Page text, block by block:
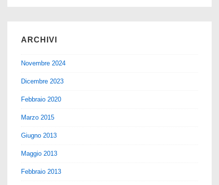
ARCHIVI
Novembre 2024
Dicembre 2023
Febbraio 2020
Marzo 2015
Giugno 2013
Maggio 2013
Febbraio 2013